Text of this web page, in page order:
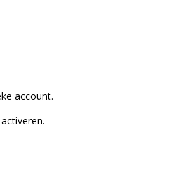
account.